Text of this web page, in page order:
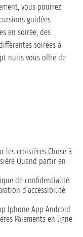
vous pourrez
guidées
en soirée, des
soirées à
nuits vous offre de
les croisières Chose à
Quand partir en
de confidentialité
d’accessibilité
Iphone App Android
Paiements en ligne